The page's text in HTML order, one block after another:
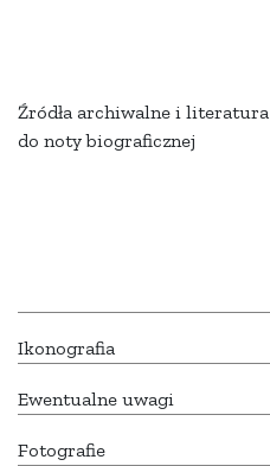
Źródła archiwalne i literatura
do noty biograficznej
Ikonografia
Ewentualne uwagi
Fotografie